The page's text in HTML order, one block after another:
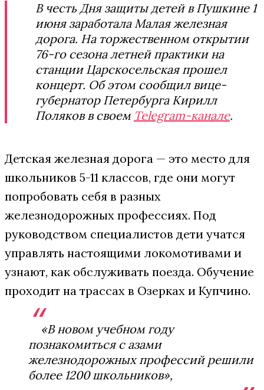
В честь Дня защиты детей в Пушкине 1
июня заработала Малая железная
дорога. На торжественном открытии
76-го сезона летней практики на
станции Царскосельская прошел
концерт. Об этом сообщил вице-
губернатор Петербурга Кирилл
Поляков в своем Telegram-канале.
Детская железная дорога — это место для
школьников 5-11 классов, где они могут
попробовать себя в разных
железнодорожных профессиях. Под
руководством специалистов дети учатся
управлять настоящими локомотивами и
узнают, как обслуживать поезда. Обучение
проходит на трассах в Озерках и Купчино.
«В новом учебном году
познакомиться с азами
железнодорожных профессий решили
более 1200 школьников»,